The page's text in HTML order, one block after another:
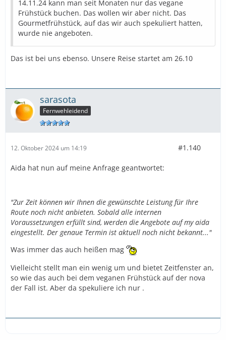
14.11.24 kann man seit Monaten nur das vegane
Frühstück buchen. Das wollen wir aber nicht. Das
Gourmetfrühstück, auf das wir auch spekuliert hatten,
wurde nie angeboten.
Das ist bei uns ebenso. Unsere Reise startet am 26.10
sarasota
Fernwehleidend
12. Oktober 2024 um 14:19 #1.140
Aida hat nun auf meine Anfrage geantwortet:
"Zur Zeit können wir Ihnen die gewünschte Leistung für Ihre
Route noch nicht anbieten. Sobald alle internen
Voraussetzungen erfüllt sind, werden die Angebote auf my aida
eingestellt. Der genaue Termin ist aktuell noch nicht bekannt..."
Was immer das auch heißen mag
Vielleicht stellt man ein wenig um und bietet Zeitfenster an,
so wie das auch bei dem veganen Frühstück auf der nova
der Fall ist. Aber da spekuliere ich nur .